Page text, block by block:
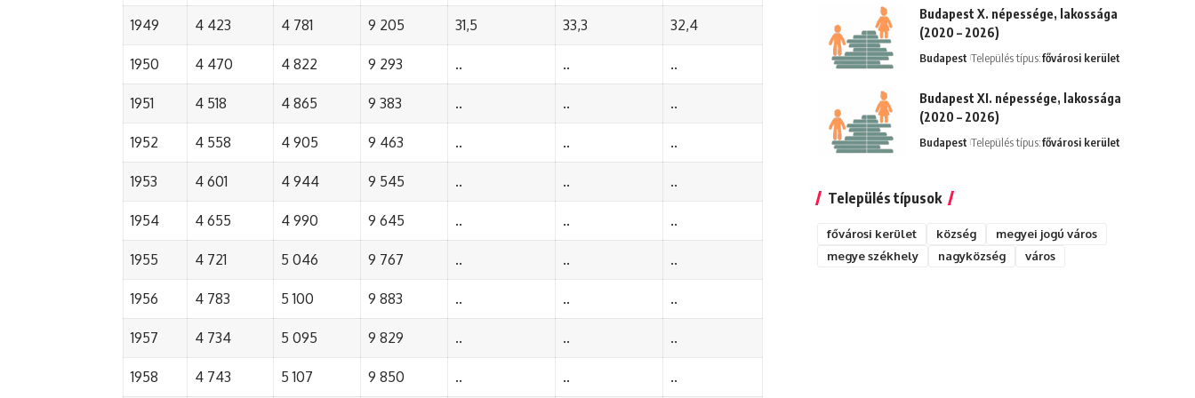
1949 4 423 4 781 9 205 31,5 33,3 32,4
1950 4 470 4 822 9 293 .. .. ..
1951 4 518 4 865 9 383 .. .. ..
1952 4 558 4 905 9 463 .. .. ..
1953 4 601 4 944 9 545 .. .. ..
1954 4 655 4 990 9 645 .. .. ..
1955 4 721 5 046 9 767 .. .. ..
1956 4 783 5 100 9 883 .. .. ..
1957 4 734 5 095 9 829 .. .. ..
1958 4 743 5 107 9 850 .. .. ..
Budapest X. népessége, lakossága
(2020 – 2026)
Budapest Település típus:fővárosi kerület
Budapest XI. népessége, lakossága
(2020 – 2026)
Budapest Település típus:fővárosi kerület
Település típusok
fővárosi kerület község
megyei jogú város
megye székhely
nagyközség város